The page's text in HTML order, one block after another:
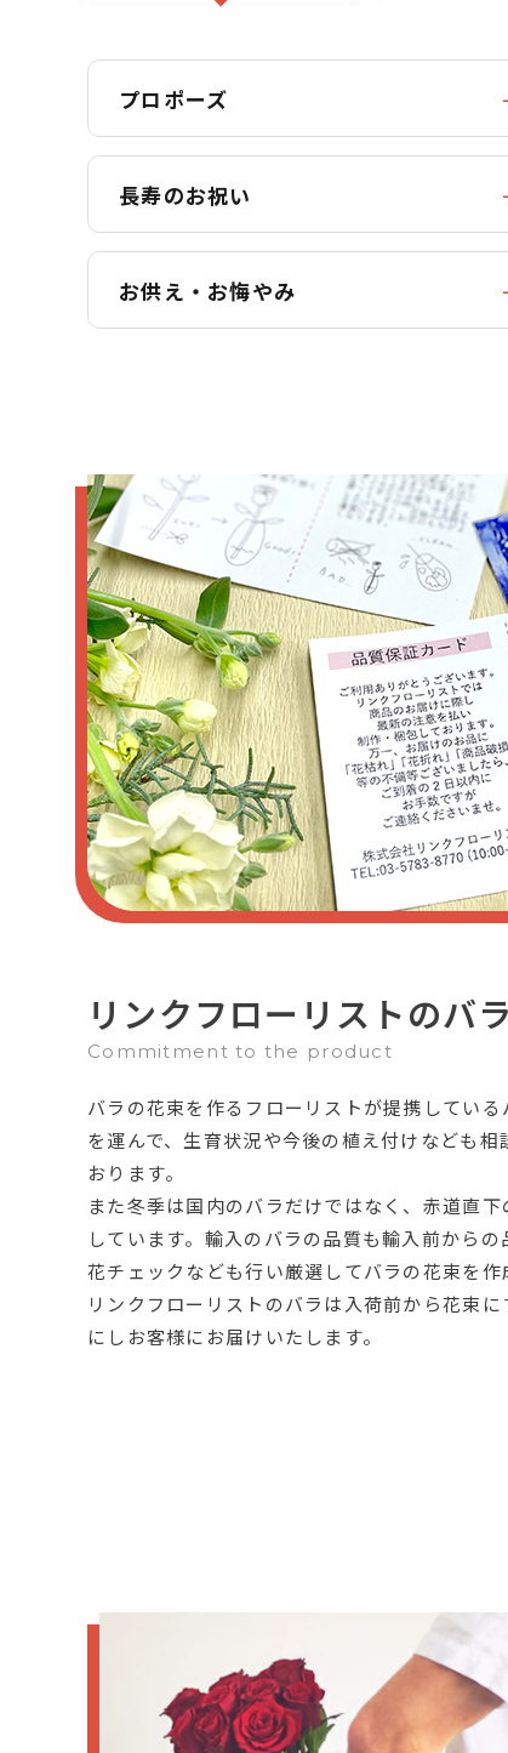
プロポーズ
長寿のお祝い
お供え・お悔やみ
リンクフローリストのバ
Commitment to the product
バラの花束を作るフローリストが提携してい
を運んで、生育状況や今後の植え付けなども相
おります。
また冬季は国内のバラだけではなく、赤道直
しています。輸入のバラの品質も輸入前から
花チェックなども行い厳選してバラの花束を作
リンクフローリストのバラは入荷前から花束
にしお客様にお届けいたします。